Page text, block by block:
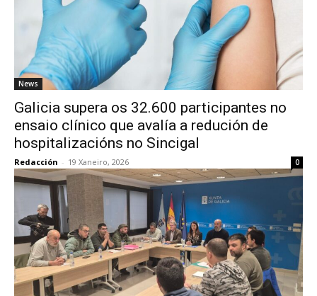
News
Galicia supera os 32.600 participantes no
ensaio clínico que avalía a redución de
hospitalizacións no Sincigal
Redacción - 19 Xaneiro, 2026 0